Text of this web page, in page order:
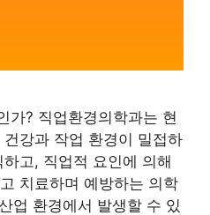
가? 직업환경의학과는 현
강과 작업 환경이 밀접하
고, 직업적 요인에 의해
치료하며 예방하는 의학
업 환경에서 발생할 수 있